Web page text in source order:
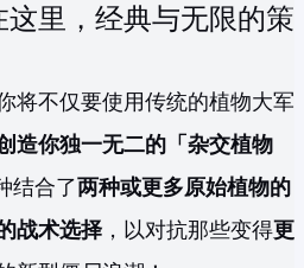
这里，经典与无限的策
将不仅要使用传统的植物大军
造你独一无二的「杂交植物
结合了两种或更多原始植物的
战术选择 ，以对抗那些变得更